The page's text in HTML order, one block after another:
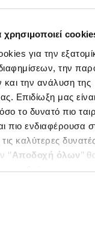
χρησιμοποιεί
για την
την
την ανάλυση της
Επιδίωξη μας
το δυνατό πιο
πιο ενδιαφέρουσα
καλύτερες
Αποδοχή όλων’’
στα
επιλέξετε από τα
΄΄και να
ΠΟΥ
ΤΟ